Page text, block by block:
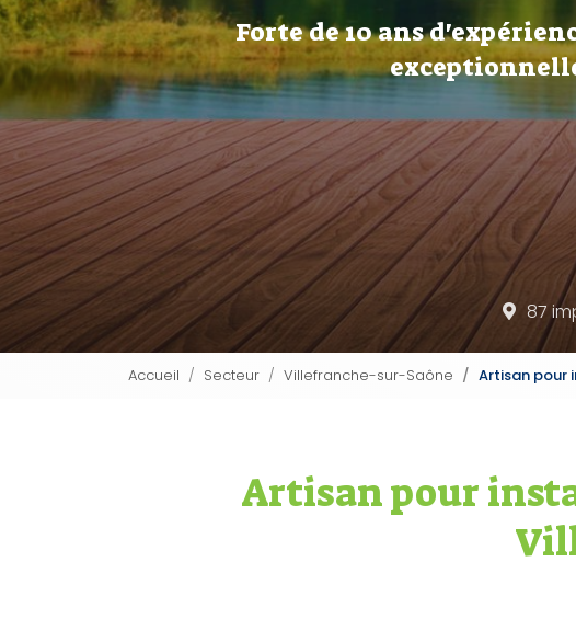
Forte de 10 ans
87
Accueil Secteur Villefranche-sur-Saône Artisan pour
Artisan pour